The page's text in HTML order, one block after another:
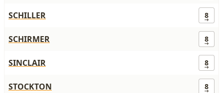
SCHILLER 8
SCHIRMER 8
SINCLAIR 8
STOCKTON 8